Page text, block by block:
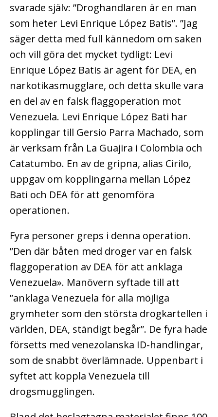
svarade själv: ”Droghandlaren är en man
som heter Levi Enrique López Batis”. ”Jag
säger detta med full kännedom om saken
och vill göra det mycket tydligt: Levi
Enrique López Batis är agent för DEA, en
narkotikasmugglare, och detta skulle vara
en del av en falsk flaggoperation mot
Venezuela. Levi Enrique López Bati har
kopplingar till Gersio Parra Machado, som
är verksam från La Guajira i Colombia och
Catatumbo. En av de gripna, alias Cirilo,
uppgav om kopplingarna mellan López
Bati och DEA för att genomföra
operationen.
Fyra personer greps i denna operation.
”Den där båten med droger var en falsk
flaggoperation av DEA för att anklaga
Venezuela». Manövern syftade till att
”anklaga Venezuela för alla möjliga
grymheter som den största drogkartellen i
världen, DEA, ständigt begår”. De fyra hade
försetts med venezolanska ID-handlingar,
som de snabbt överlämnade. Uppenbart i
syftet att koppla Venezuela till
drogsmugglingen.